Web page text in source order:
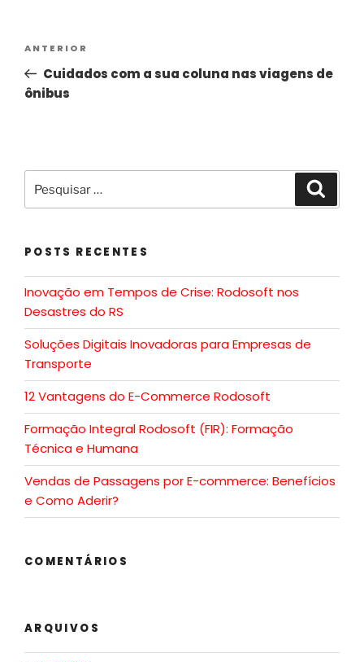
ANTERIOR
Cuidados com a sua coluna nas viagens de
ônibus
POSTS RECENTES
Inovação em Tempos de Crise: Rodosoft nos
Desastres do RS
Soluções Digitais Inovadoras para Empresas de
Transporte
12 Vantagens do E-Commerce Rodosoft
Formação Integral Rodosoft (FIR): Formação
Técnica e Humana
Vendas de Passagens por E-commerce: Benefícios
e Como Aderir?
COMENTÁRIOS
ARQUIVOS